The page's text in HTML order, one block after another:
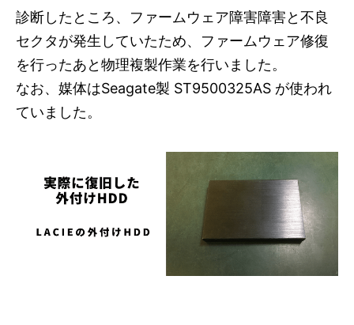
診断したところ、ファームウェア障害障害と不良
セクタが発生していたため、ファームウェア修復
を行ったあと物理複製作業を行いました。
なお、媒体はSeagate製 ST9500325AS が使われ
ていました。